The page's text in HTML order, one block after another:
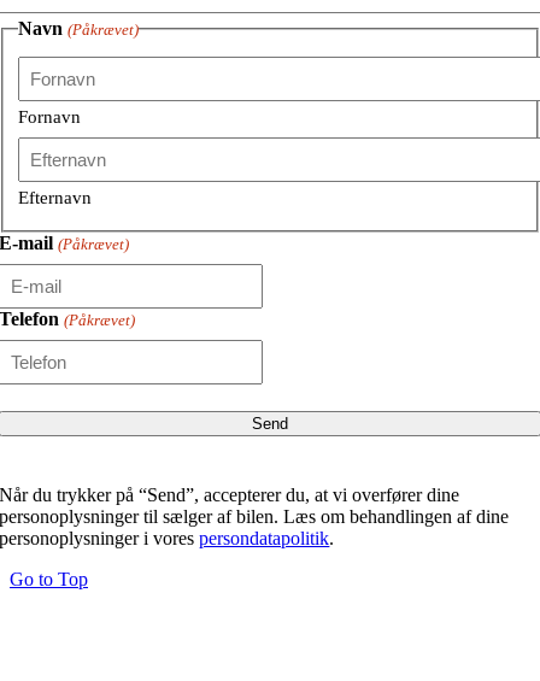
Navn (Påkrævet)
Fornavn
Efternavn
E-mail (Påkrævet)
Telefon (Påkrævet)
Når du trykker på “Send”, accepterer du, at vi overfører dine
personoplysninger til sælger af bilen. Læs om behandlingen af dine
personoplysninger i vorespersondatapolitik.
Go to Top